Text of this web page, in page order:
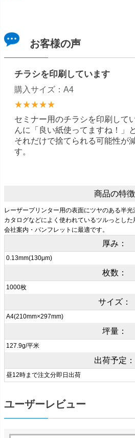
お客様の声
チラシを印刷しています
購入サイズ：A4
★★★★★
セミナー用のチラシを印刷して
んに「良い紙使ってますね！」
それだけで捨てられる可能性が
す。
商品の特徴
レーザープリンター用の表面にツヤのある半
カタログなどによく使われているツルっとし
会社案内・パンフレットに最適です。
厚み：
0.13mm(130μm)
枚数：
1000枚
サイズ：
A4(210mm×297mm)
坪量：
127.9g/平米
出荷予定：
昼12時まで注文分即日出荷
ユーザーレビュー